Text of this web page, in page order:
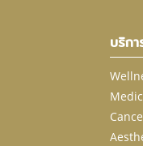
บริกา